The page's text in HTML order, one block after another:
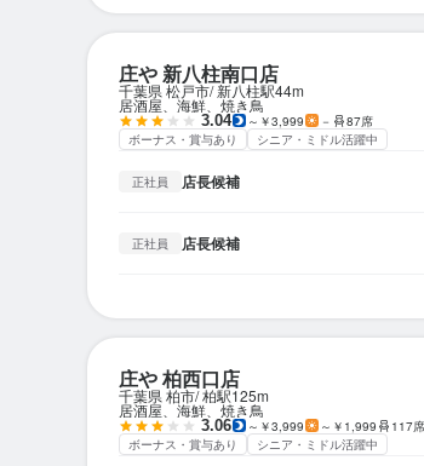
庄や 新八柱南口店
千葉県 松戸市 新八柱駅44m
居酒屋、海鮮、焼き鳥
3.04 ～￥3,999 －
87席
ボーナス・賞与あり
シニア・ミドル活躍中
正社員 店長候補
正社員 店長候補
庄や 柏西口店
千葉県 柏市 柏駅125m
居酒屋、海鮮、焼き鳥
3.06 ～￥3,999 ～￥1,999
117席
ボーナス・賞与あり
シニア・ミドル活躍中